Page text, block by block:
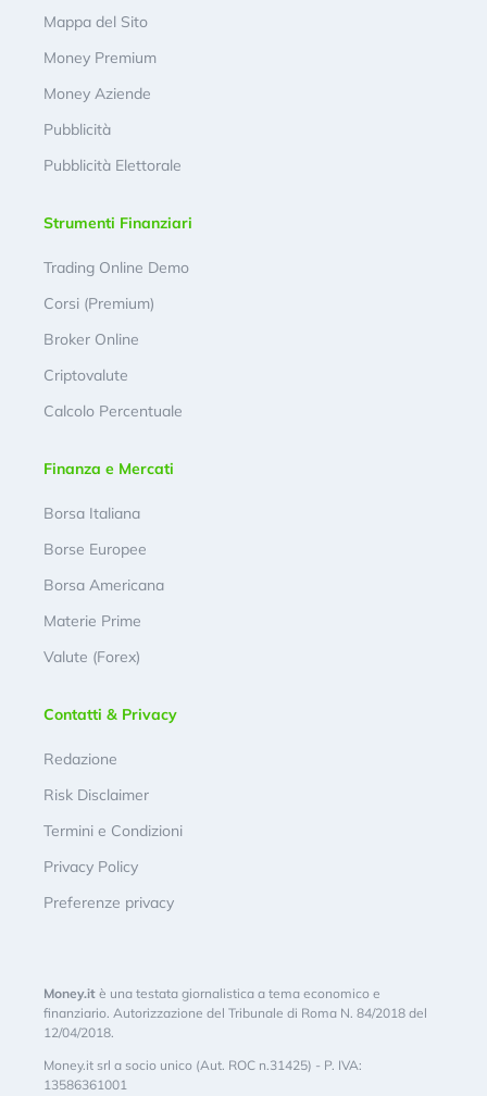
Mappa del Sito
Money Premium
Money Aziende
Pubblicità
Pubblicità Elettorale
Strumenti Finanziari
Trading Online Demo
Corsi (Premium)
Broker Online
Criptovalute
Calcolo Percentuale
Finanza e Mercati
Borsa Italiana
Borse Europee
Borsa Americana
Materie Prime
Valute (Forex)
Contatti & Privacy
Redazione
Risk Disclaimer
Termini e Condizioni
Privacy Policy
Preferenze privacy
Money.it è una testata giornalistica a tema economico e
finanziario. Autorizzazione del Tribunale di Roma N. 84/2018 del
12/04/2018.
Money.it srl a socio unico (Aut. ROC n.31425) - P. IVA:
13586361001